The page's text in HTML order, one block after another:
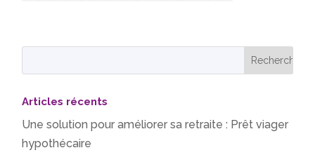
Articles récents
Une solution pour améliorer sa retraite : Prêt viager
hypothécaire